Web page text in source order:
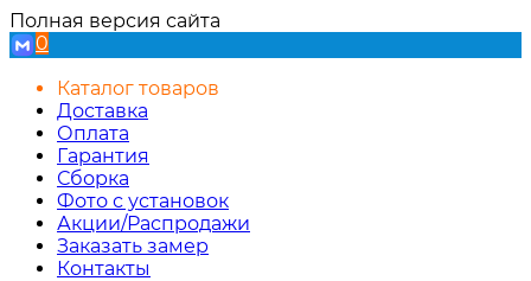
Полная версия сайта
0
Каталог товаров
Доставка
Оплата
Гарантия
Сборка
Фото с установок
Акции/Распродажи
Заказать замер
Контакты